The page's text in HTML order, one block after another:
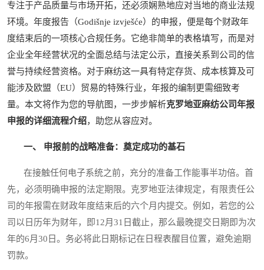
专注于产品质量与市场开拓，还必须娴熟地应对当地的商业法规
环境。年度报告（Godišnje izvješće）的申报，便是每个财政年
度结束后的一项核心合规任务。它绝非简单的表格填写，而是对
企业全年经营状况的全面总结与法定公示，直接关系到公司的信
誉与持续经营资格。对于麻纺这一具有特定存货、成本核算及可
能涉及欧盟（EU）贸易的特殊行业，年报的编制更需细致考
量。本文将作为您的导航图，一步步解析克罗地亚麻纺公司年报
申报的详细流程介绍，助您从容应对。
一、 申报前的战略准备：奠定成功的基石
在接触任何电子系统之前，充分的准备工作能事半功倍。首
先，必须明确申报的法定期限。克罗地亚法律规定，有限责任公
司的年报需在财政年度结束后的六个月内提交。例如，若您的公
司以日历年为财年，即12月31日截止，那么最晚提交日期即为次
年的6月30日。务必将此日期标记在日程表醒目位置，避免逾期
罚款。